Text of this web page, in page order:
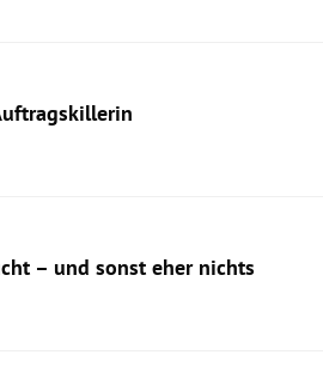
– und sonst eher nichts